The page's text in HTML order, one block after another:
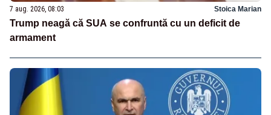
7 aug. 2026, 08:03 Stoica Marian
Trump neagă că SUA se confruntă cu un deficit de
armament